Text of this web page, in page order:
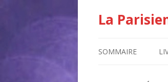
La
SOMMAIRE